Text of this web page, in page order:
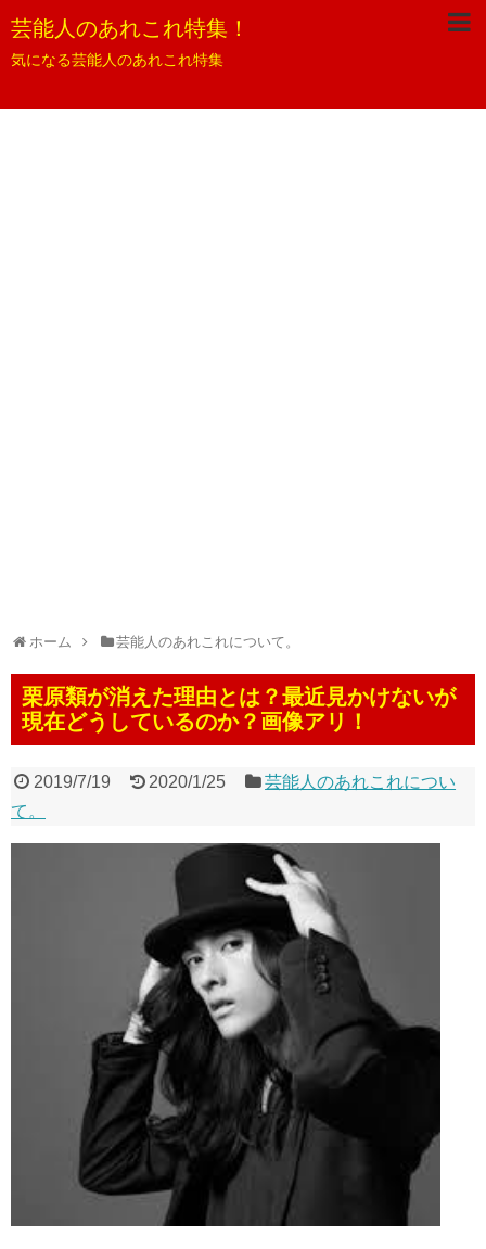
芸能人のあれこれ特集！
気になる芸能人のあれこれ特集
ホーム 芸能人のあれこれについて。
栗原類が消えた理由とは？最近見かけないが
現在どうしているのか？画像アリ！
2019/7/19 2020/1/25
芸能人のあれこれについ
て。